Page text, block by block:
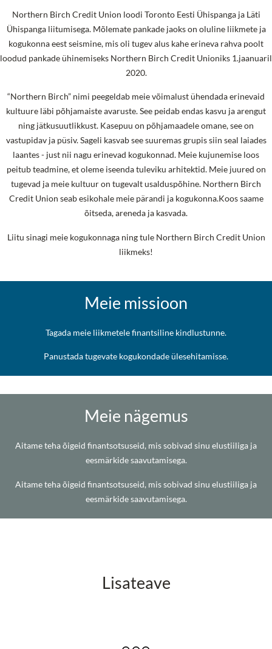
Northern Birch Credit Union loodi Toronto Eesti Ühispanga ja Läti
Ühispanga liitumisega. Mõlemate pankade jaoks on oluline liikmete ja
kogukonna eest seismine, mis oli tugev alus kahe erineva rahva poolt
loodud pankade ühinemiseks Northern Birch Credit Unioniks 1.jaanuaril
2020.
“Northern Birch” nimi peegeldab meie võimalust ühendada erinevaid
kultuure läbi põhjamaiste avaruste. See peidab endas kasvu ja arengut
ning jätkusuutlikkust. Kasepuu on põhjamaadele omane, see on
vastupidav ja püsiv. Sageli kasvab see suuremas grupis siin seal laiades
laantes - just nii nagu erinevad kogukonnad. Meie kujunemise loos
peitub teadmine, et oleme iseenda tuleviku arhitektid. Meie juured on
tugevad ja meie kultuur on tugevalt usalduspõhine. Northern Birch
Credit Union seab esikohale meie pärandi ja kogukonna.Koos saame
õitseda, areneda ja kasvada.
Liitu sinagi meie kogukonnaga ning tule Northern Birch Credit Union
liikmeks!
Meie missioon
Tagada meie liikmetele finantsiline kindlustunne.
Panustada tugevate kogukondade ülesehitamisse.
Meie nägemus
Aitame teha õigeid finantsotsuseid, mis sobivad sinu elustiiliga ja
eesmärkide saavutamisega.
Aitame teha õigeid finantsotsuseid, mis sobivad sinu elustiiliga ja
eesmärkide saavutamisega.
Lisateave